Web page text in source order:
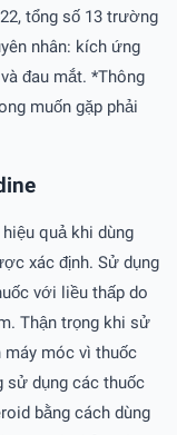
tổng số 13 trường
nhân: kích ứng
đau mắt. *Thông
muốn gặp phải
quả khi dùng
xác định. Sử dụng
với liều thấp do
Thận trọng khi sử
máy móc vì thuốc
sử dụng các thuốc
bằng cách dùng